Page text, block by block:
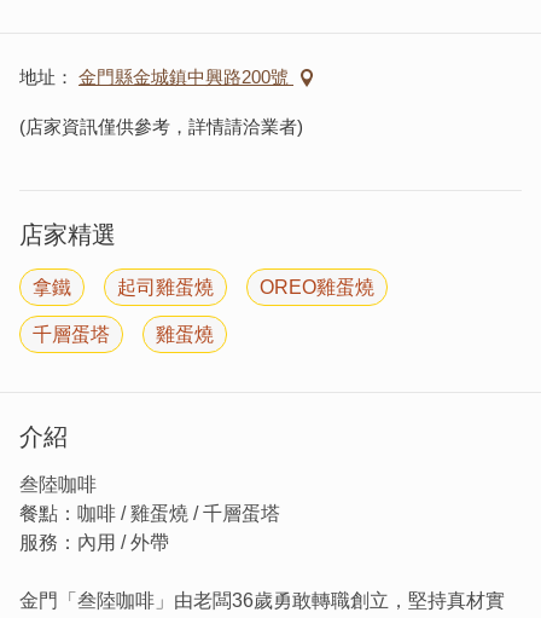
地址 金門縣金城鎮中興路200號
(店家資訊僅供參考，詳情請洽業者)
店家精選
拿鐵 起司雞蛋燒 OREO雞蛋燒
千層蛋塔 雞蛋燒
介紹
叁陸咖啡
餐點：咖啡 / 雞蛋燒 / 千層蛋塔
服務：內用 / 外帶
金門「叁陸咖啡」由老闆36歲勇敢轉職創立，堅持真材實